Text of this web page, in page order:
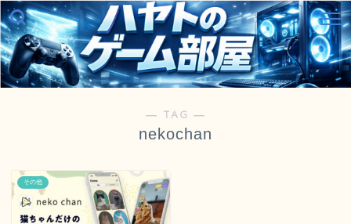
― TAG ―
nekochan
その他